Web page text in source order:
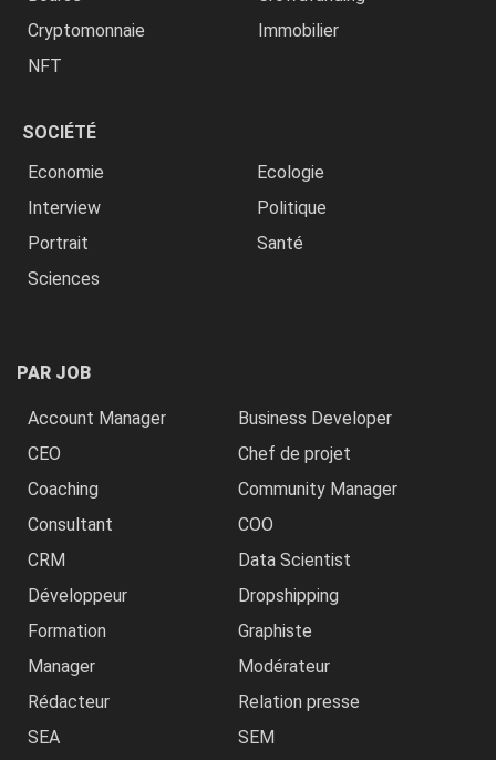
Cryptomonnaie
Immobilier
NFT
SOCIÉTÉ
Economie
Ecologie
Interview
Politique
Portrait
Santé
Sciences
PAR JOB
Account Manager
Business Developer
CEO
Chef de projet
Coaching
Community Manager
Consultant
COO
CRM
Data Scientist
Développeur
Dropshipping
Formation
Graphiste
Manager
Modérateur
Rédacteur
Relation presse
SEA
SEM